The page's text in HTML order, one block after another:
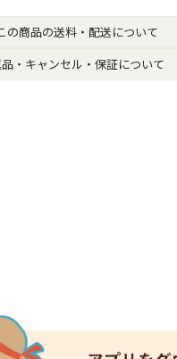
の商品の送料・配送について
・キャンセル・保証について